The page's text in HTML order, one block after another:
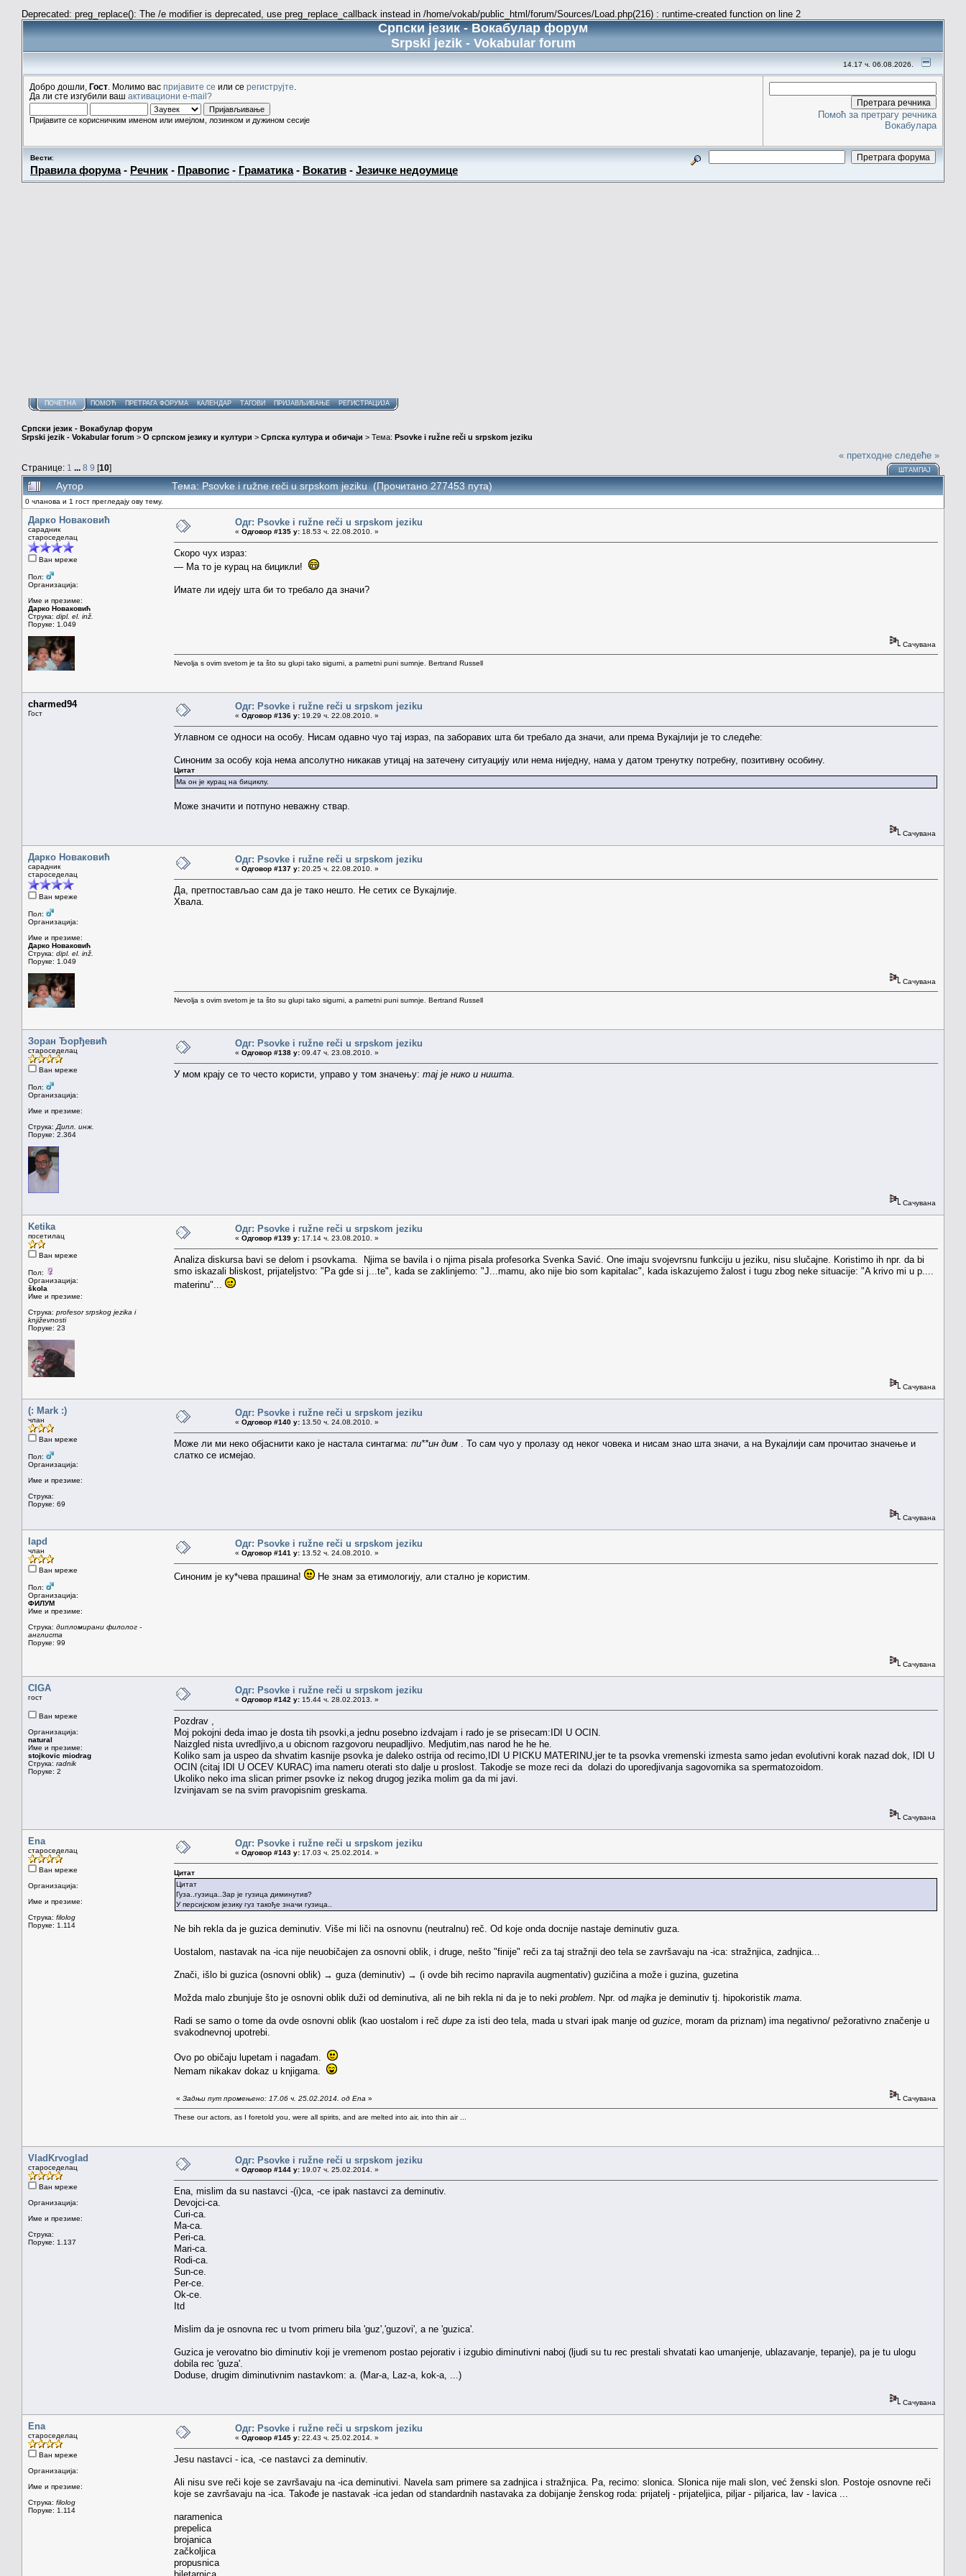
Deprecated: preg_replace(): The /e modifier is deprecated, use preg_replace_callback instead in /home/vokab/public_html/forum/Sources/Load.php(216) : runtime-created function on line 2
Српски језик - Вокабулар форум
Srpski jezik - Vokabular forum
14.17 ч. 06.08.2026.
Добро дошли, Гост . Молимо вас пријавите се или се региструјте
Да ли сте изгубили ваш активациони e-mail?
Пријавите се корисничким именом или имејлом, лозинком и дужином сесије
Помоћ за претрагу речника
Вокабулара
Вести:
Правила форума- Речник - Правопис - Граматика- Вокатив - Језичке недоумице
ПОЧЕТНА ПОМОЋ ПРЕТРАГА ФОРУМА КАЛЕНДАР ТАГОВИ ПРИЈАВЉИВАЊЕ РЕГИСТРАЦИЈА
Српски језик - Вокабулар форум
Srpski jezik - Vokabular forum > О српском језику и култури > Српска култура и обичаји > Тема: Psovke i ružne reči u srpskom jeziku
Странице: 1 ... 8 9 [10]
« претходне следеће »
ШТАМПАЈ
Аутор Тема: Psovke i ružne reči u srpskom jeziku (Прочитано 277453 пута)
0 чланова и 1 гост прегледају ову тему.
Дарко Новаковић
сарадник
староседелац
Ван мреже
Пол:
Организација:
Име и презиме:
Дарко Новаковић
Струка: dipl. el. inž.
Поруке: 1.049
Одг: Psovke i ružne reči u srpskom jeziku
« Одговор #135 у: 18.53 ч. 22.08.2010. »
Скоро чух израз:
— Ма то је курац на бицикли!
Имате ли идеју шта би то требало да значи?
Сачувана
Nevolja s ovim svetom je ta što su glupi tako sigurni, a pametni puni sumnje. Bertrand Russell
charmed94
Гост
Одг: Psovke i ružne reči u srpskom jeziku
« Одговор #136 у: 19.29 ч. 22.08.2010. »
Углавном се односи на особу. Нисам одавно чуо тај израз, па заборавих шта би требало да значи, али према Вукајлији је то следеће:
Синоним за особу која нема апсолутно никакав утицај на затечену ситуацију или нема ниједну, нама у датом тренутку потребну, позитивну особину.
Цитат
Ма он је курац на бициклу.
Може значити и потпуно неважну ствар.
Сачувана
Дарко Новаковић
сарадник
староседелац
Ван мреже
Пол:
Организација:
Име и презиме:
Дарко Новаковић
Струка: dipl. el. inž.
Поруке: 1.049
Одг: Psovke i ružne reči u srpskom jeziku
« Одговор #137 у: 20.25 ч. 22.08.2010. »
Да, претпостављао сам да је тако нешто. Не сетих се Вукајлије.
Хвала.
Сачувана
Nevolja s ovim svetom je ta što su glupi tako sigurni, a pametni puni sumnje. Bertrand Russell
Зоран Ђорђевић
староседелац
Ван мреже
Пол:
Организација:
Име и презиме:
Струка: Дипл. инж.
Поруке: 2.364
Одг: Psovke i ružne reči u srpskom jeziku
« Одговор #138 у: 09.47 ч. 23.08.2010. »
У мом крају се то често користи, управо у том значењу: тај је нико и ништа
Сачувана
Ketika
посетилац
Ван мреже
Пол:
Организација:
škola
Име и презиме:
Струка: profesor srpskog jezika i
književnosti
Поруке: 23
Одг: Psovke i ružne reči u srpskom jeziku
« Одговор #139 у: 17.14 ч. 23.08.2010. »
Analiza diskursa bavi se delom i psovkama. Njima se bavila i o njima pisala profesorka Svenka Savić. One imaju svojevrsnu funkciju u jeziku, nisu slučajne. Koristimo ih npr. da bi
smo iskazali bliskost, prijateljstvo: "Pa gde si j...te", kada se zaklinjemo: "J...mamu, ako nije bio som kapitalac", kada iskazujemo žalost i tugu zbog neke situacije: "A krivo mi u p....
materinu"...
Сачувана
(: Mark :)
члан
Ван мреже
Пол:
Организација:
Име и презиме:
Струка:
Поруке: 69
Одг: Psovke i ružne reči u srpskom jeziku
« Одговор #140 у: 13.50 ч. 24.08.2010. »
Може ли ми неко објаснити како је настала синтагма: пи**ин дим . То сам чуо у пролазу од неког човека и нисам знао шта значи, а на Вукајлији сам прочитао значење и
слатко се исмејао.
Сачувана
lapd
члан
Ван мреже
Пол:
Организација:
ФИЛУМ
Име и презиме:
Струка: дипломирани филолог -
англиста
Поруке: 99
Одг: Psovke i ružne reči u srpskom jeziku
« Одговор #141 у: 13.52 ч. 24.08.2010. »
Синоним је ку*чева прашина! Не знам за етимологију, али стално је користим.
Сачувана
CIGA
гост
Ван мреже
Организација:
natural
Име и презиме:
stojkovic miodrag
Струка: radnik
Поруке: 2
Одг: Psovke i ružne reči u srpskom jeziku
« Одговор #142 у: 15.44 ч. 28.02.2013. »
Pozdrav ,
Moj pokojni deda imao je dosta tih psovki,a jednu posebno izdvajam i rado je se prisecam:IDI U OCIN.
Naizgled nista uvredljivo,a u obicnom razgovoru neupadljivo. Medjutim,nas narod he he he.
Koliko sam ja uspeo da shvatim kasnije psovka je daleko ostrija od recimo,IDI U PICKU MATERINU,jer te ta psovka vremenski izmesta samo jedan evolutivni korak nazad dok, IDI U
OCIN (citaj IDI U OCEV KURAC) ima nameru oterati sto dalje u proslost. Takodje se moze reci da dolazi do uporedjivanja sagovornika sa spermatozoidom.
Ukoliko neko ima slican primer psovke iz nekog drugog jezika molim ga da mi javi.
Izvinjavam se na svim pravopisnim greskama.
Сачувана
Ena
староседелац
Ван мреже
Организација:
Име и презиме:
Струка: filolog
Поруке: 1.114
Одг: Psovke i ružne reči u srpskom jeziku
« Одговор #143 у: 17.03 ч. 25.02.2014. »
Цитат
Цитат
Гуза..гузица..Зар је гузица диминутив?
У персијском језику гуз такође значи гузица..
Ne bih rekla da je guzica deminutiv. Više mi liči na osnovnu (neutralnu) reč. Od koje onda docnije nastaje deminutiv guza.
Uostalom, nastavak na -ica nije neuobičajen za osnovni oblik, i druge, nešto "finije" reči za taj stražnji deo tela se završavaju na -ica: stražnjica, zadnjica...
Znači, išlo bi guzica (osnovni oblik) → guza (deminutiv) → (i ovde bih recimo napravila augmentativ) guzičina a može i guzina, guzetina
Možda malo zbunjuje što je osnovni oblik duži od deminutiva, ali ne bih rekla ni da je to neki problem . Npr. od majka je deminutiv tj. hipokoristik mama
Radi se samo o tome da ovde osnovni oblik (kao uostalom i reč dupe za isti deo tela, mada u stvari ipak manje od guzice , moram da priznam) ima negativno/ pežorativno značenje u
svakodnevnoj upotrebi.
Ovo po običaju lupetam i nagađam.
Nemam nikakav dokaz u knjigama.
« Задњи пут промењено: 17.06 ч. 25.02.2014. од Ena » Сачувана
These our actors, as I foretold you, were all spirits, and are melted into air, into thin air ...
VladKrvoglad
староседелац
Ван мреже
Организација:
Име и презиме:
Струка:
Поруке: 1.137
Одг: Psovke i ružne reči u srpskom jeziku
« Одговор #144 у: 19.07 ч. 25.02.2014. »
Ena, mislim da su nastavci -(i)ca, -ce ipak nastavci za deminutiv.
Devojci-ca.
Curi-ca.
Ma-ca.
Peri-ca.
Mari-ca.
Rodi-ca.
Sun-ce.
Per-ce.
Ok-ce.
Itd
Mislim da je osnovna rec u tvom primeru bila 'guz','guzovi', a ne 'guzica'.
Guzica je verovatno bio diminutiv koji je vremenom postao pejorativ i izgubio diminutivni naboj (ljudi su tu rec prestali shvatati kao umanjenje, ublazavanje, tepanje), pa je tu ulogu
dobila rec 'guza'.
Doduse, drugim diminutivnim nastavkom: a. (Mar-a, Laz-a, kok-a, ...)
Сачувана
Ena
староседелац
Ван мреже
Организација:
Име и презиме:
Струка: filolog
Поруке: 1.114
Одг: Psovke i ružne reči u srpskom jeziku
« Одговор #145 у: 22.43 ч. 25.02.2014. »
Jesu nastavci - ica, -ce nastavci za deminutiv.
Ali nisu sve reči koje se završavaju na -ica deminutivi. Navela sam primere sa zadnjica i stražnjica. Pa, recimo: slonica. Slonica nije mali slon, već ženski slon. Postoje osnovne reči
koje se završavaju na -ica. Takođe je nastavak -ica jedan od standardnih nastavaka za dobijanje ženskog roda: prijatelj - prijateljica, piljar - piljarica, lav - lavica ...
naramenica
prepelica
brojanica
začkoljica
propusnica